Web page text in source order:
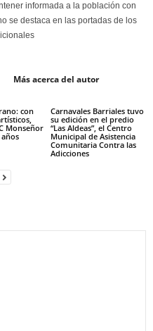
informada a la población con
se destaca en las portadas de los
Más acerca del autor
con
Monseñor
Carnavales Barriales tuvo
su edición en el predio
“Las Aldeas”, el Centro
Municipal de Asistencia
Comunitaria Contra las
Adicciones